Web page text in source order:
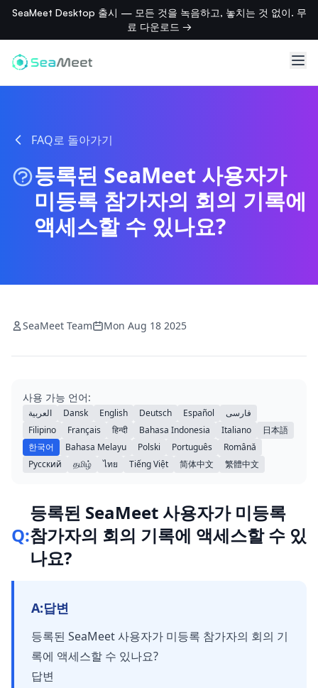
SeaMeet Desktop 출시 — 모든 것을 녹음하고, 놓치는 것 없이. 무
료 다운로드 →
FAQ로 돌아가기
등록된 SeaMeet 사용자가
미등록 참가자의 회의 기록에
액세스할 수 있나요?
SeaMeet Team Mon Aug 18 2025
사용 가능 언어:
العربية Dansk English Deutsch Español
فارسی
Filipino
Français हिन्दी Bahasa Indonesia Italiano
日本語
한국어
Bahasa Melayu Polski Português
Română
Русский
தமிழ் ไทย Tiếng Việt 简体中文 繁體中文
Q:
등록된 SeaMeet 사용자가 미등록
참가자의 회의 기록에 액세스할 수 있
나요?
A:답변
등록된 SeaMeet 사용자가 미등록 참가자의 회의 기
록에 액세스할 수 있나요?
답변